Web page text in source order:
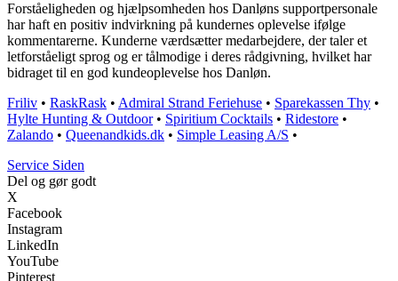
Forståeligheden og hjælpsomheden hos Danløns supportpersonale
har haft en positiv indvirkning på kundernes oplevelse ifølge
kommentarerne. Kunderne værdsætter medarbejdere, der taler et
letforståeligt sprog og er tålmodige i deres rådgivning, hvilket har
bidraget til en god kundeoplevelse hos Danløn.
Friliv • RaskRask • Admiral Strand Feriehuse • Sparekassen Thy •
Hylte Hunting & Outdoor• Spiritium Cocktails • Ridestore •
Zalando • Queenandkids.dk • Simple Leasing A/S •
Service Siden
Del og gør godt
X
Facebook
Instagram
LinkedIn
YouTube
Pinterest